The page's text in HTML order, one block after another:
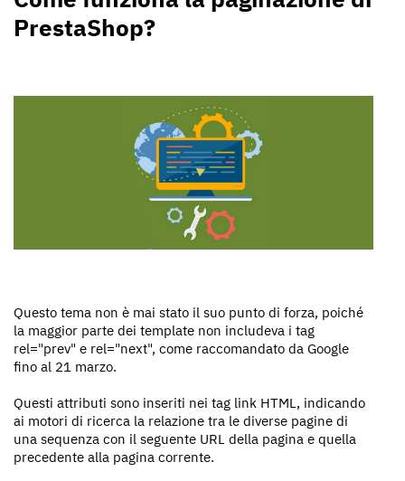
PrestaShop?
Questo tema non è mai stato il suo punto di forza, poiché
la maggior parte dei template non includeva i tag
rel="prev" e rel="next", come raccomandato da Google
fino al 21 marzo.
Questi attributi sono inseriti nei tag link HTML, indicando
ai motori di ricerca la relazione tra le diverse pagine di
una sequenza con il seguente URL della pagina e quella
precedente alla pagina corrente.